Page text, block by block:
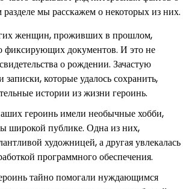
мы расскажем о некоторых из них.
женщин, проживших в прошлом,
фиксирующих документов. И это не
о рождении. Зачастую
которые удалось сохранить,
истории из жизни героинь.
героинь имели необычные хобби,
широкой публике. Одна из них,
художницей, а другая увлекалась
программного обеспечения.
тайно помогали нуждающимся